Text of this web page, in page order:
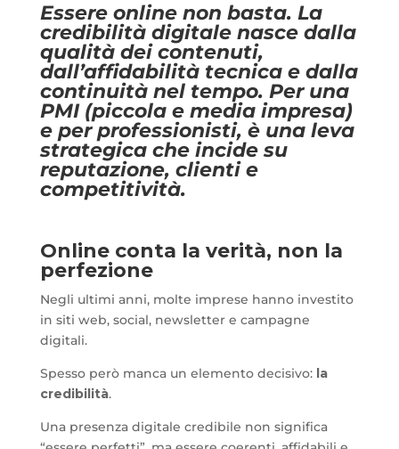
Essere online non basta. La
credibilità digitale nasce dalla
qualità dei contenuti,
dall’affidabilità tecnica e dalla
continuità nel tempo. Per una
PMI (piccola e media impresa)
e per professionisti, è una leva
strategica che incide su
reputazione, clienti e
competitività.
Online conta la verità, non la
perfezione
Negli ultimi anni, molte imprese hanno investito
in siti web, social, newsletter e campagne
digitali.
Spesso però manca un elemento decisivo: la
credibilità.
Una presenza digitale credibile non significa